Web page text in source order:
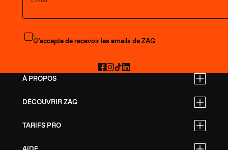
À PROPOS
DÉCOUVRIR ZAG
TARIFS PRO
S'abonner à la newsletter
J’accepte de recevoir les emails de ZAG
Facebook
Instagram
TikTokLinkedIn